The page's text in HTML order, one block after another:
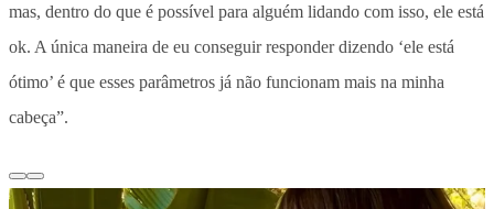
mas, dentro do que é possível para alguém lidando com isso, ele está
ok. A única maneira de eu conseguir responder dizendo ‘ele está
ótimo’ é que esses parâmetros já não funcionam mais na minha
cabeça”.